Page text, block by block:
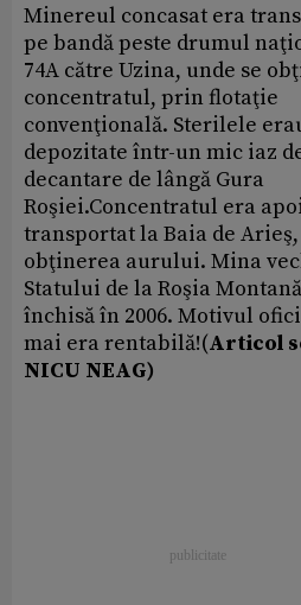
Minereul concasat era
pe bandă peste drumul
74A către Uzina, unde se
concentratul, prin flotaţie
convenţională. Sterilele
depozitate într-un mic iaz
decantare de lângă Gura
Roşiei.Concentratul era
transportat la Baia de
obţinerea aurului. Mina
Statului de la Roşia
închisă în 2006. Motivul
mai era rentabilă!(Articol
NICU NEAG)